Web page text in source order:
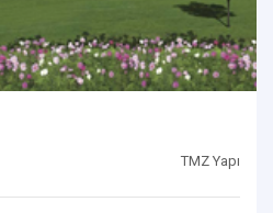
TMZ Yapı